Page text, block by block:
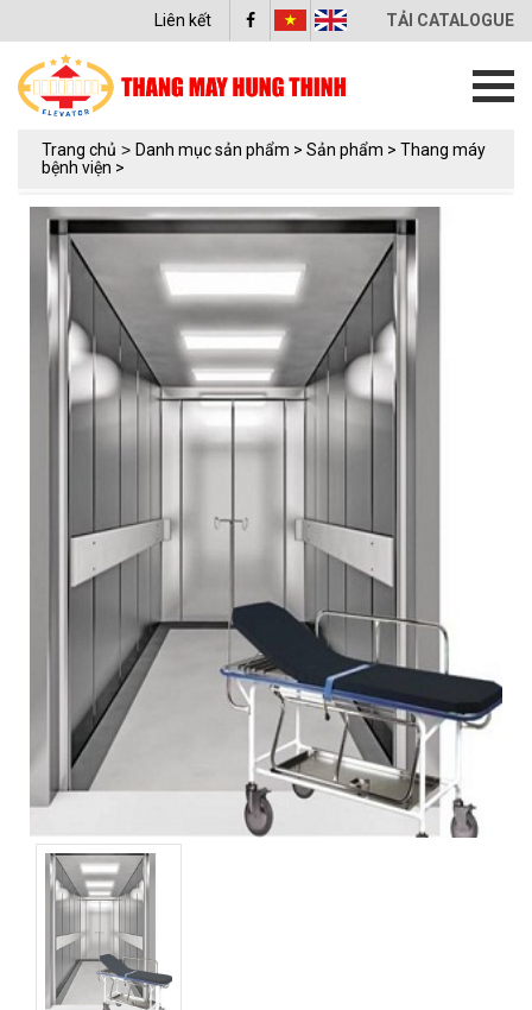
TẢI CATALOGUE
Liên kết
Trang chủ > Danh mục sản phẩm > Sản phẩm > Thang máy
bệnh viện >